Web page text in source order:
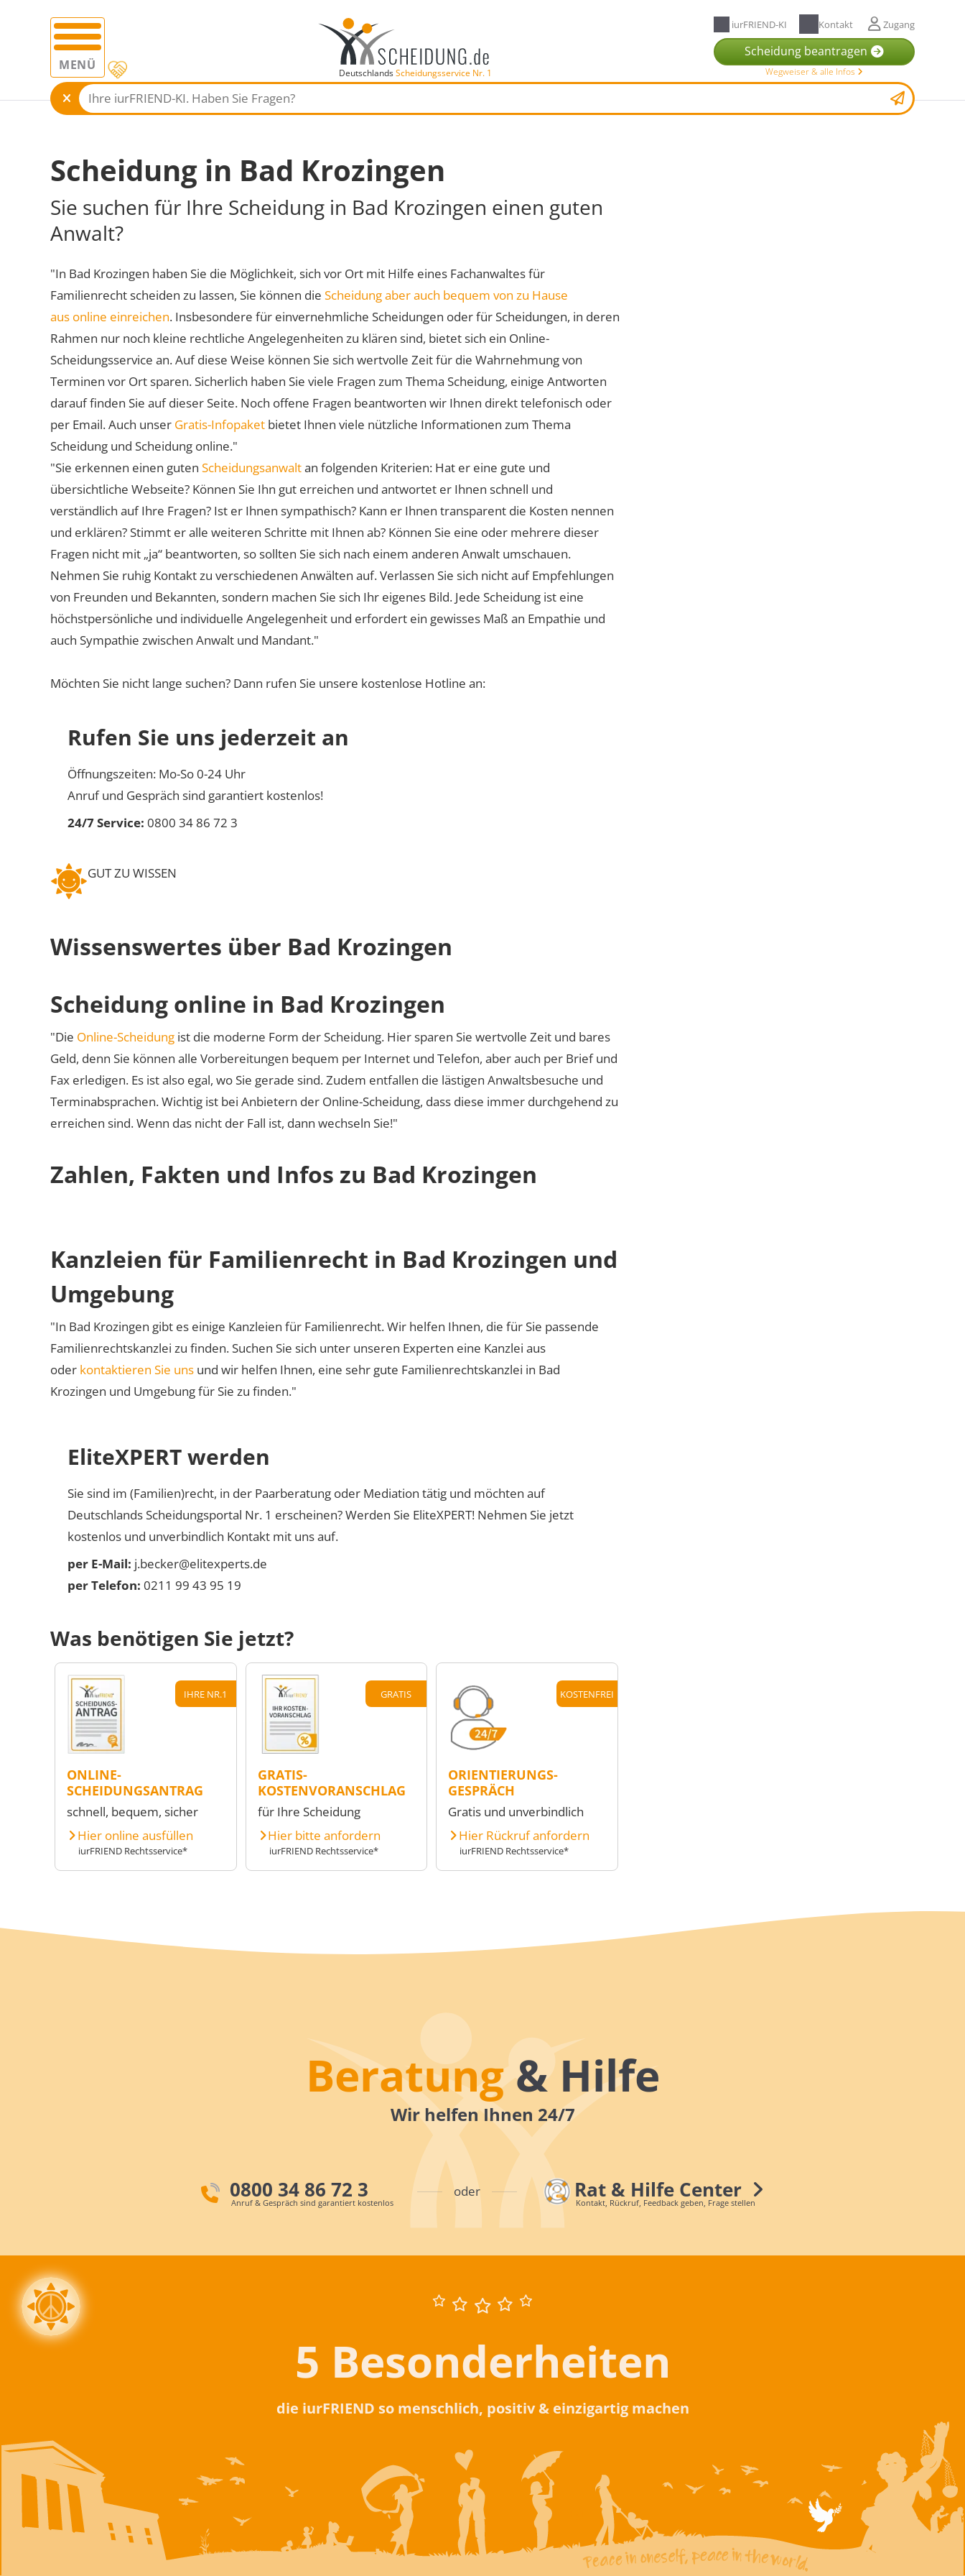
MENÜ DeutschlandsScheidungsservice Nr. 1
iurFRIEND-KI Kontakt Zugang
Scheidung beantragen
Wegweiser & alle Infos
Scheidung in Bad Krozingen
Sie suchen für Ihre Scheidung in Bad Krozingen einen guten
Anwalt?
"In Bad Krozingen haben Sie die Möglichkeit, sich vor Ort mit Hilfe eines Fachanwaltes für
Familienrecht scheiden zu lassen, Sie können die Scheidung aber auch bequem von zu Hause
aus online einreichen. Insbesondere für einvernehmliche Scheidungen oder für Scheidungen, in deren
Rahmen nur noch kleine rechtliche Angelegenheiten zu klären sind, bietet sich ein Online-
Scheidungsservice an. Auf diese Weise können Sie sich wertvolle Zeit für die Wahrnehmung von
Terminen vor Ort sparen. Sicherlich haben Sie viele Fragen zum Thema Scheidung, einige Antworten
darauf finden Sie auf dieser Seite. Noch offene Fragen beantworten wir Ihnen direkt telefonisch oder
per Email. Auch unser Gratis-Infopaket bietet Ihnen viele nützliche Informationen zum Thema
Scheidung und Scheidung online."
"Sie erkennen einen guten Scheidungsanwaltan folgenden Kriterien: Hat er eine gute und
übersichtliche Webseite? Können Sie Ihn gut erreichen und antwortet er Ihnen schnell und
verständlich auf Ihre Fragen? Ist er Ihnen sympathisch? Kann er Ihnen transparent die Kosten nennen
und erklären? Stimmt er alle weiteren Schritte mit Ihnen ab? Können Sie eine oder mehrere dieser
Fragen nicht mit „ja“ beantworten, so sollten Sie sich nach einem anderen Anwalt umschauen.
Nehmen Sie ruhig Kontakt zu verschiedenen Anwälten auf. Verlassen Sie sich nicht auf Empfehlungen
von Freunden und Bekannten, sondern machen Sie sich Ihr eigenes Bild. Jede Scheidung ist eine
höchstpersönliche und individuelle Angelegenheit und erfordert ein gewisses Maß an Empathie und
auch Sympathie zwischen Anwalt und Mandant."
Möchten Sie nicht lange suchen? Dann rufen Sie unsere kostenlose Hotline an:
Rufen Sie uns jederzeit an
Öffnungszeiten: Mo-So 0-24 Uhr
Anruf und Gespräch sind garantiert kostenlos!
24/7 Service: 0800 34 86 72 3
GUT ZU WISSEN
Wissenswertes über Bad Krozingen
Scheidung online in Bad Krozingen
"Die Online-Scheidung ist die moderne Form der Scheidung. Hier sparen Sie wertvolle Zeit und bares
Geld, denn Sie können alle Vorbereitungen bequem per Internet und Telefon, aber auch per Brief und
Fax erledigen. Es ist also egal, wo Sie gerade sind. Zudem entfallen die lästigen Anwaltsbesuche und
Terminabsprachen. Wichtig ist bei Anbietern der Online-Scheidung, dass diese immer durchgehend zu
erreichen sind. Wenn das nicht der Fall ist, dann wechseln Sie!"
Zahlen, Fakten und Infos zu Bad Krozingen
Kanzleien für Familienrecht in Bad Krozingen und
Umgebung
"In Bad Krozingen gibt es einige Kanzleien für Familienrecht. Wir helfen Ihnen, die für Sie passende
Familienrechtskanzlei zu finden. Suchen Sie sich unter unseren Experten eine Kanzlei aus
oder kontaktieren Sie uns und wir helfen Ihnen, eine sehr gute Familienrechtskanzlei in Bad
Krozingen und Umgebung für Sie zu finden."
EliteXPERT werden
Sie sind im (Familien)recht, in der Paarberatung oder Mediation tätig und möchten auf
Deutschlands Scheidungsportal Nr. 1 erscheinen? Werden Sie EliteXPERT! Nehmen Sie jetzt
kostenlos und unverbindlich Kontakt mit uns auf.
per E-Mail: j.becker@elitexperts.de
per Telefon: 0211 99 43 95 19
Was benötigen Sie jetzt?
IHRE NR.1
ONLINE-
SCHEIDUNGSANTRAG
schnell, bequem, sicher
Hier online ausfüllen
iurFRIEND Rechtsservice*
GRATIS
GRATIS-
KOSTENVORANSCHLAG
für Ihre Scheidung
Hier bitte anfordern
iurFRIEND Rechtsservice*
KOSTENFREI
ORIENTIERUNGS-
GESPRÄCH
Gratis und unverbindlich
Hier Rückruf anfordern
iurFRIEND Rechtsservice*
Beratung& Hilfe
Wir helfen Ihnen 24/7
0800 34 86 72 3
Anruf & Gespräch sind garantiert kostenlos
oder Rat & Hilfe Center
Kontakt, Rückruf, Feedback geben, Frage stellen
5 Besonderheiten
die iurFRIEND so menschlich, positiv & einzigartig machen